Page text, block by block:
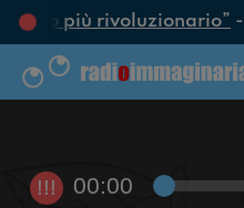
l’atto più rivoluzionario”-
!!! 00:00